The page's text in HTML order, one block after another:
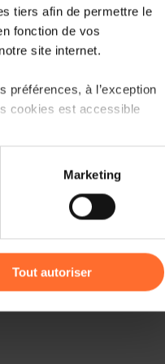
tiers afin de permettre le
fonction de vos
site internet.
préférences, à l’exception
cookies est accessible
sur les réseaux
être affectées en
Marketing
Tout autoriser
here.